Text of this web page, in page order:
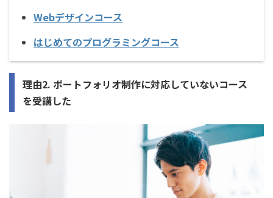
Webデザインコース
はじめてのプログラミングコース
理由2. ポートフォリオ制作に対応していないコース
を受講した